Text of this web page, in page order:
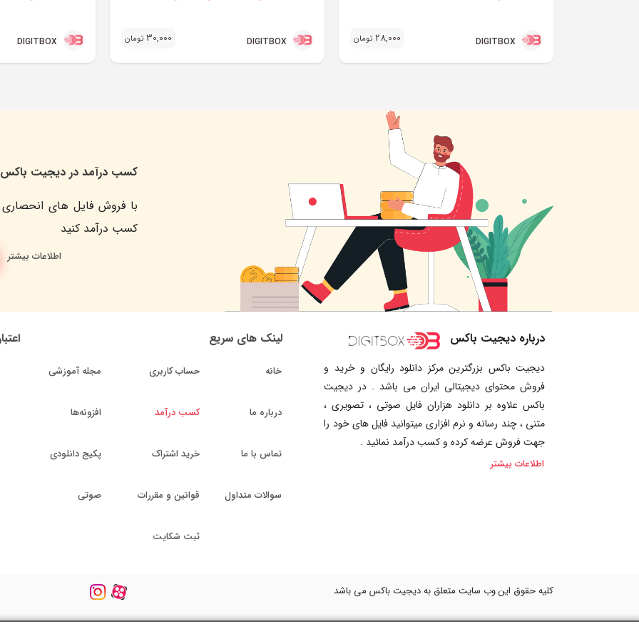
DIGITBOX
28,000 تومان DIGITBOX
30,000 تومان DIGITBOX
کسب درآمد در دیجیت باکس
با فروش فایل های
کسب درآمد کنید
اطلاعات بیشتر
درباره دیجیت باکس
دیجیت باکس بزرگترین مرکز دانلود رایگان و خرید و
فروش محتوای دیجیتالی ایران می باشد . در دیجیت
باکس علاوه بر دانلود هزاران فایل صوتی ، تصویری ،
متنی ، چند رسانه و نرم افزاری میتوانید فایل های خود را
جهت فروش عرضه کرده و کسب درآمد نمائید .
اطلاعات بیشتر
لینک های سریع
خانه
درباره ما
تماس با ما
سوالات متداول
حساب کاربری
کسب درآمد
خرید اشتراک
قوانین و مقررات
ثبت شکایت
مجله آموزشی
افزونه‌ها
پکیج دانلودی
صوتی
کلیه حقوق این وب سایت متعلق به دیجیت باکس می باشد